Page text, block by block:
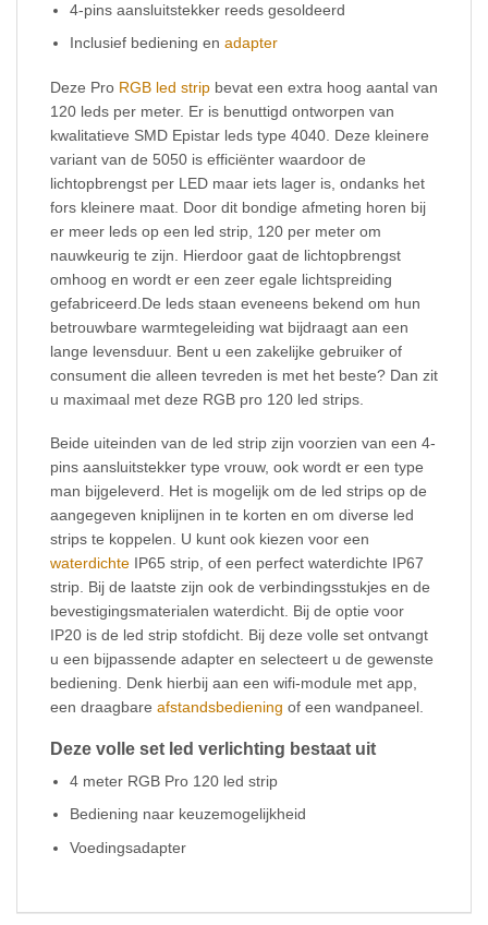
4-pins aansluitstekker reeds gesoldeerd
Inclusief bediening enadapter
Deze Pro RGB led strip bevat een extra hoog aantal van
120 leds per meter. Er is benuttigd ontworpen van
kwalitatieve SMD Epistar leds type 4040. Deze kleinere
variant van de 5050 is efficiënter waardoor de
lichtopbrengst per LED maar iets lager is, ondanks het
fors kleinere maat. Door dit bondige afmeting horen bij
er meer leds op een led strip, 120 per meter om
nauwkeurig te zijn. Hierdoor gaat de lichtopbrengst
omhoog en wordt er een zeer egale lichtspreiding
gefabriceerd.De leds staan eveneens bekend om hun
betrouwbare warmtegeleiding wat bijdraagt aan een
lange levensduur. Bent u een zakelijke gebruiker of
consument die alleen tevreden is met het beste? Dan zit
u maximaal met deze RGB pro 120 led strips.
Beide uiteinden van de led strip zijn voorzien van een 4-
pins aansluitstekker type vrouw, ook wordt er een type
man bijgeleverd. Het is mogelijk om de led strips op de
aangegeven kniplijnen in te korten en om diverse led
strips te koppelen. U kunt ook kiezen voor een
waterdichte IP65 strip, of een perfect waterdichte IP67
strip. Bij de laatste zijn ook de verbindingsstukjes en de
bevestigingsmaterialen waterdicht. Bij de optie voor
IP20 is de led strip stofdicht. Bij deze volle set ontvangt
u een bijpassende adapter en selecteert u de gewenste
bediening. Denk hierbij aan een wifi-module met app,
een draagbare afstandsbediening of een wandpaneel.
Deze volle set led verlichting bestaat uit
4 meter RGB Pro 120 led strip
Bediening naar keuzemogelijkheid
Voedingsadapter